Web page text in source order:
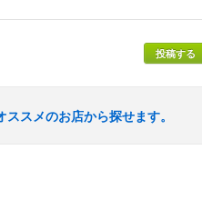
投稿する
スメのお店から探せます。